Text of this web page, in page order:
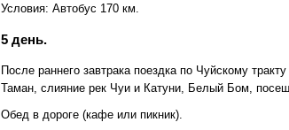
Условия: Автобус 170 км.
5 день.
После раннего завтрака поездка по Чуйскому
Таман, слияние рек Чуи и Катуни, Белый Бом,
Обед в дороге (кафе или пикник).